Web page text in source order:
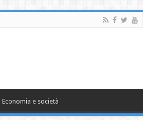
Economia e società